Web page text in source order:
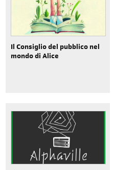
Il Consiglio del pubblico nel
mondo di Alice